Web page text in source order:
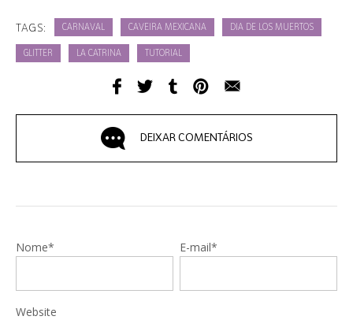
TAGS: CARNAVAL CAVEIRA MEXICANA DIA DE LOS MUERTOS
GLITTER LA CATRINA TUTORIAL
DEIXAR COMENTÁRIOS
Nome* E-mail*
Website